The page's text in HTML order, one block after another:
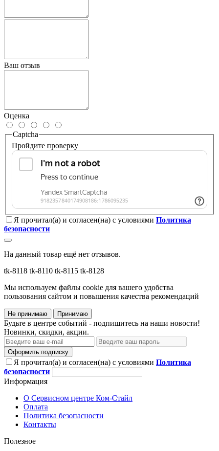
Ваш отзыв
Оценка
Captcha
Пройдите проверку
Я прочитал(а) и согласен(на) с условиями Политика
безопасности
На данный товар ещё нет отзывов.
tk-8118 tk-8110 tk-8115 tk-8128
Мы используем файлы cookie для вашего удобства
пользования сайтом и повышения качества рекомендаций
Не принимаю Принимаю
Будьте в центре событий - подпишитесь на наши новости!
Новинки, скидки, акции.
Оформить подписку
Я прочитал(а) и согласен(на) с условиями Политика
безопасности
Информация
О Сервисном центре Ком-Стайл
Оплата
Политика безопасности
Контакты
Полезное